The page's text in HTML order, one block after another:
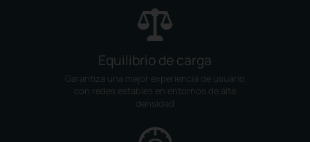
Equilibrio de carga
Garantiza una mejor experiencia de usuario
con redes estables en entornos de alta
densidad